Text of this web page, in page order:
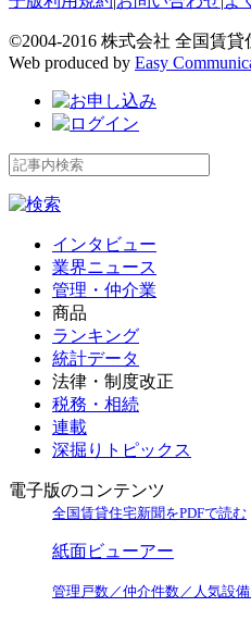
©2004-2016 株式会社 全国賃貸
Web produced by Easy
インタビュー
業界ニュース
管理・仲介業
商品
ランキング
統計データ
法律・制度改正
税務・相続
連載
深掘りトピックス
電子版のコンテンツ
全国賃貸住宅新聞をPDFで読む
紙面ビューアー
管理戸数／仲介件数／人気設